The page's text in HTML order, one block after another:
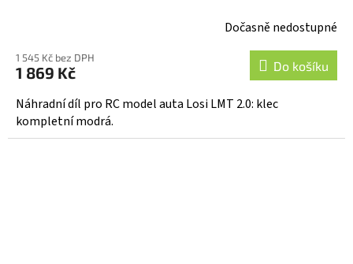
Dočasně nedostupné
1 545 Kč bez DPH
1 869 Kč Do košíku
Náhradní díl pro RC model auta Losi LMT 2.0: klec
kompletní modrá.